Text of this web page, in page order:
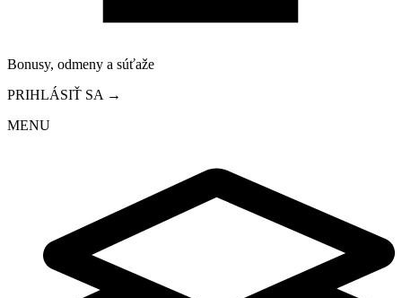
Bonusy, odmeny a súťaže
PRIHLÁSIŤ SA →
MENU